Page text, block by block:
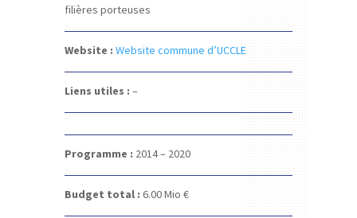
filières porteuses
Website : Website commune d’UCCLE
Liens utiles : –
Programme : 2014 – 2020
Budget total : 6.00 Mio €